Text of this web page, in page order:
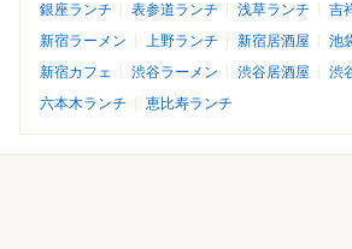
銀座ランチ
表参道ランチ 浅草ランチ
吉
新宿ラーメン
上野ランチ 新宿居酒屋
池
新宿カフェ
渋谷ラーメン 渋谷居酒屋
渋
六本木ランチ
恵比寿ランチ